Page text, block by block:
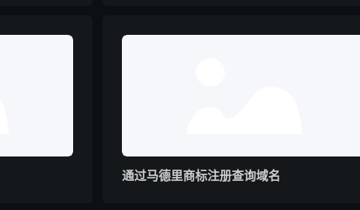
通过马德里商标注册查询域名